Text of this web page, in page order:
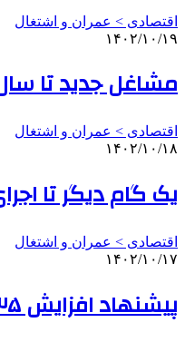
اقتصادی > عمران و اشتغال
۱۴۰۲/۱۰/۱۹
مشاغل جدید تا سال ۲۰۳۰
اقتصادی > عمران و اشتغال
۱۴۰۲/۱۰/۱۸
یک گام دیگر تا
اقتصادی > عمران و اشتغال
۱۴۰۲/۱۰/۱۷
پیشنهاد افزایش ۳۵ درصدی حق مسکن ۹۰۰ هزار تومانی/درخواست وزیر برای ارائه راهکار افزایش قدرت خرید کارگران